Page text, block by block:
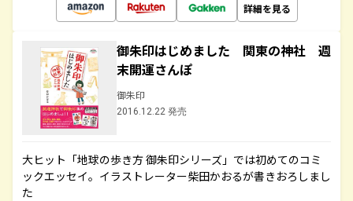
詳細を見る
御朱印はじめました 関東の神社 週
末開運さんぽ
御朱印
2016.12.22 発売
大ヒット「地球の歩き方 御朱印シリーズ」では初めてのコミ
ックエッセイ。イラストレーター柴田かおるが書きおろしまし
た